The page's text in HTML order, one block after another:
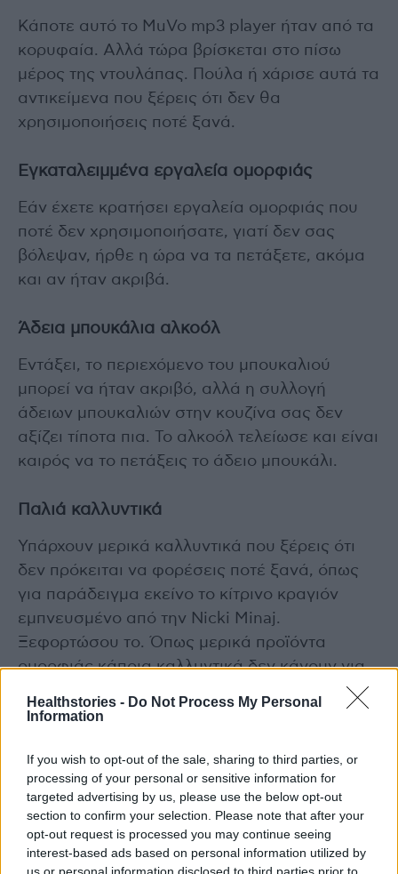
Healthstories - Do Not Process My Personal
Information
If you wish to opt-out of the sale, sharing to third parties, or
processing of your personal or sensitive information for
targeted advertising by us, please use the below opt-out
section to confirm your selection. Please note that after your
opt-out request is processed you may continue seeing
interest-based ads based on personal information utilized by
Κάποτε αυτό το MuVo mp3 player ήταν από τα
κορυφαία. Αλλά τώρα βρίσκεται στο πίσω
μέρος της ντουλάπας. Πούλα ή χάρισε αυτά τα
αντικείμενα που ξέρεις ότι δεν θα
χρησιμοποιήσεις ποτέ ξανά.
Εγκαταλειμμένα εργαλεία ομορφιάς
Εάν έχετε κρατήσει εργαλεία ομορφιάς που
ποτέ δεν χρησιμοποιήσατε, γιατί δεν σας
βόλεψαν, ήρθε η ώρα να τα πετάξετε, ακόμα
και αν ήταν ακριβά.
Άδεια μπουκάλια αλκοόλ
Εντάξει, το περιεχόμενο του μπουκαλιού
μπορεί να ήταν ακριβό, αλλά η συλλογή
άδειων μπουκαλιών στην κουζίνα σας δεν
αξίζει τίποτα πια. Το αλκοόλ τελείωσε και είναι
καιρός να το πετάξεις το άδειο μπουκάλι.
Παλιά καλλυντικά
Υπάρχουν μερικά καλλυντικά που ξέρεις ότι
δεν πρόκειται να φορέσεις ποτέ ξανά, όπως
για παράδειγμα εκείνο το κίτρινο κραγιόν
εμπνευσμένο από την Nicki Minaj.
Ξεφορτώσου το. Όπως μερικά προϊόντα
ομορφιάς κάποια καλλυντικά δεν κάνουν για
Εάν έχετε μαζέψει παλιά κουτιά με μπογιές
ξεφορτωθείτε τα (με ασφάλεια). Και πιάνουν
πολύ χώρο και άχρηστες πλέον είναι.